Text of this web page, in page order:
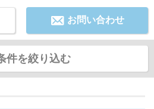
お問い合わせ
件を絞り込む